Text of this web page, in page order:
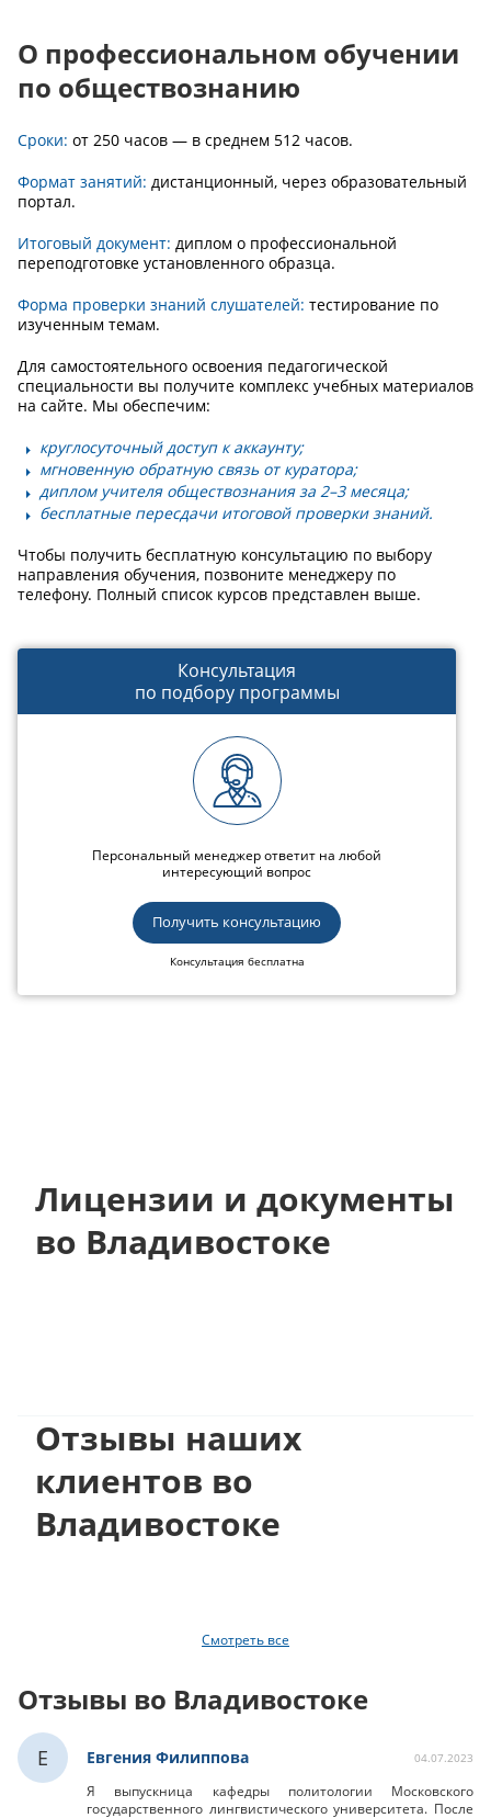
О профессиональном обучении
по обществознанию
Сроки: от 250 часов — в среднем 512 часов.
Формат занятий: дистанционный, через образовательный
портал.
Итоговый документ: диплом о профессиональной
переподготовке установленного образца.
Форма проверки знаний слушателей: тестирование по
изученным темам.
Для самостоятельного освоения педагогической
специальности вы получите комплекс учебных материалов
на сайте. Мы обеспечим:
круглосуточный доступ к аккаунту;
мгновенную обратную связь от куратора;
диплом учителя обществознания за 2–3 месяца;
бесплатные пересдачи итоговой проверки знаний.
Чтобы получить бесплатную консультацию по выбору
направления обучения, позвоните менеджеру по
телефону. Полный список курсов представлен выше.
Консультация
по подбору программы
Персональный менеджер ответит на любой
интересующий вопрос
Получить консультацию
Консультация бесплатна
Лицензии и документы
во Владивостоке
Отзывы наших
клиентов во
Владивостоке
Смотреть все
Отзывы во Владивостоке
Е Евгения Филиппова 04.07.2023
Я выпускница кафедры политологии Московского
государственного лингвистического университета. После